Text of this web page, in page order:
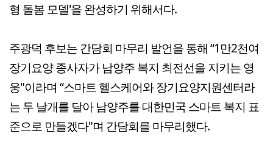
형 돌봄 모델'을 완성하기 위해서다.
주광덕 후보는 간담회 마무리 발언을 통해 “1만2천여
장기요양 종사자가 남양주 복지 최전선을 지키는 영
웅"이라며 “스마트 헬스케어와 장기요양지원센터라
는 두 날개를 달아 남양주를 대한민국 스마트 복지 표
준으로 만들겠다"며 간담회를 마무리했다.